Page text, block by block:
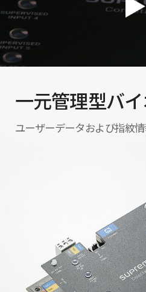
一元管理型バ
ユーザーデータおよび指紋